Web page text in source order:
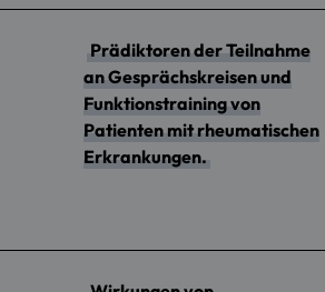
Prädiktoren der Teilnahme
an Gesprächskreisen und
Funktionstraining von
Patienten mit rheumatischen
Erkrankungen.